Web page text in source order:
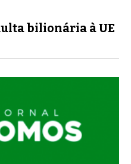
bilionária à UE